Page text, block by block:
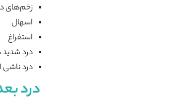
زخم‌های
اسهال
استفراغ
درد
درد ناشی
درد